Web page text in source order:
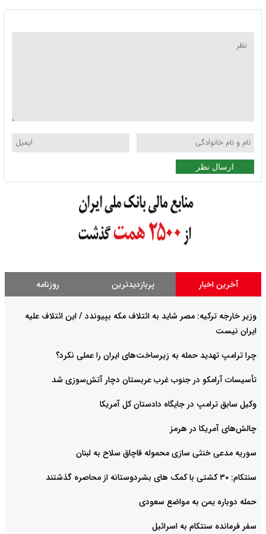
ارسال نظر
آخرین اخبار پربازدیدترین روزنامه
وزیر خارجه ترکیه: مصر شاید به ائتلاف مکه بپیوندد / این ائتلاف علیه
ایران نیست
چرا ترامپ تهدید حمله به زیرساخت‌های ایران را عملی نکرد؟
تأسیسات آرامکو در جنوب غرب عربستان دچار آتش‌سوزی شد
وکیل سابق ترامپ در جایگاه دادستان کل آمریکا
چالش‌های آمریکا در هرمز
سوریه مدعی خنثی سازی محموله قاچاق سلاح به لبنان
سنتکام: ۳۰ کشتی با کمک های بشردوستانه از محاصره گذشتند
حمله دوباره یمن به مواضع سعودی
سفر فرمانده سنتکام به اسرائیل